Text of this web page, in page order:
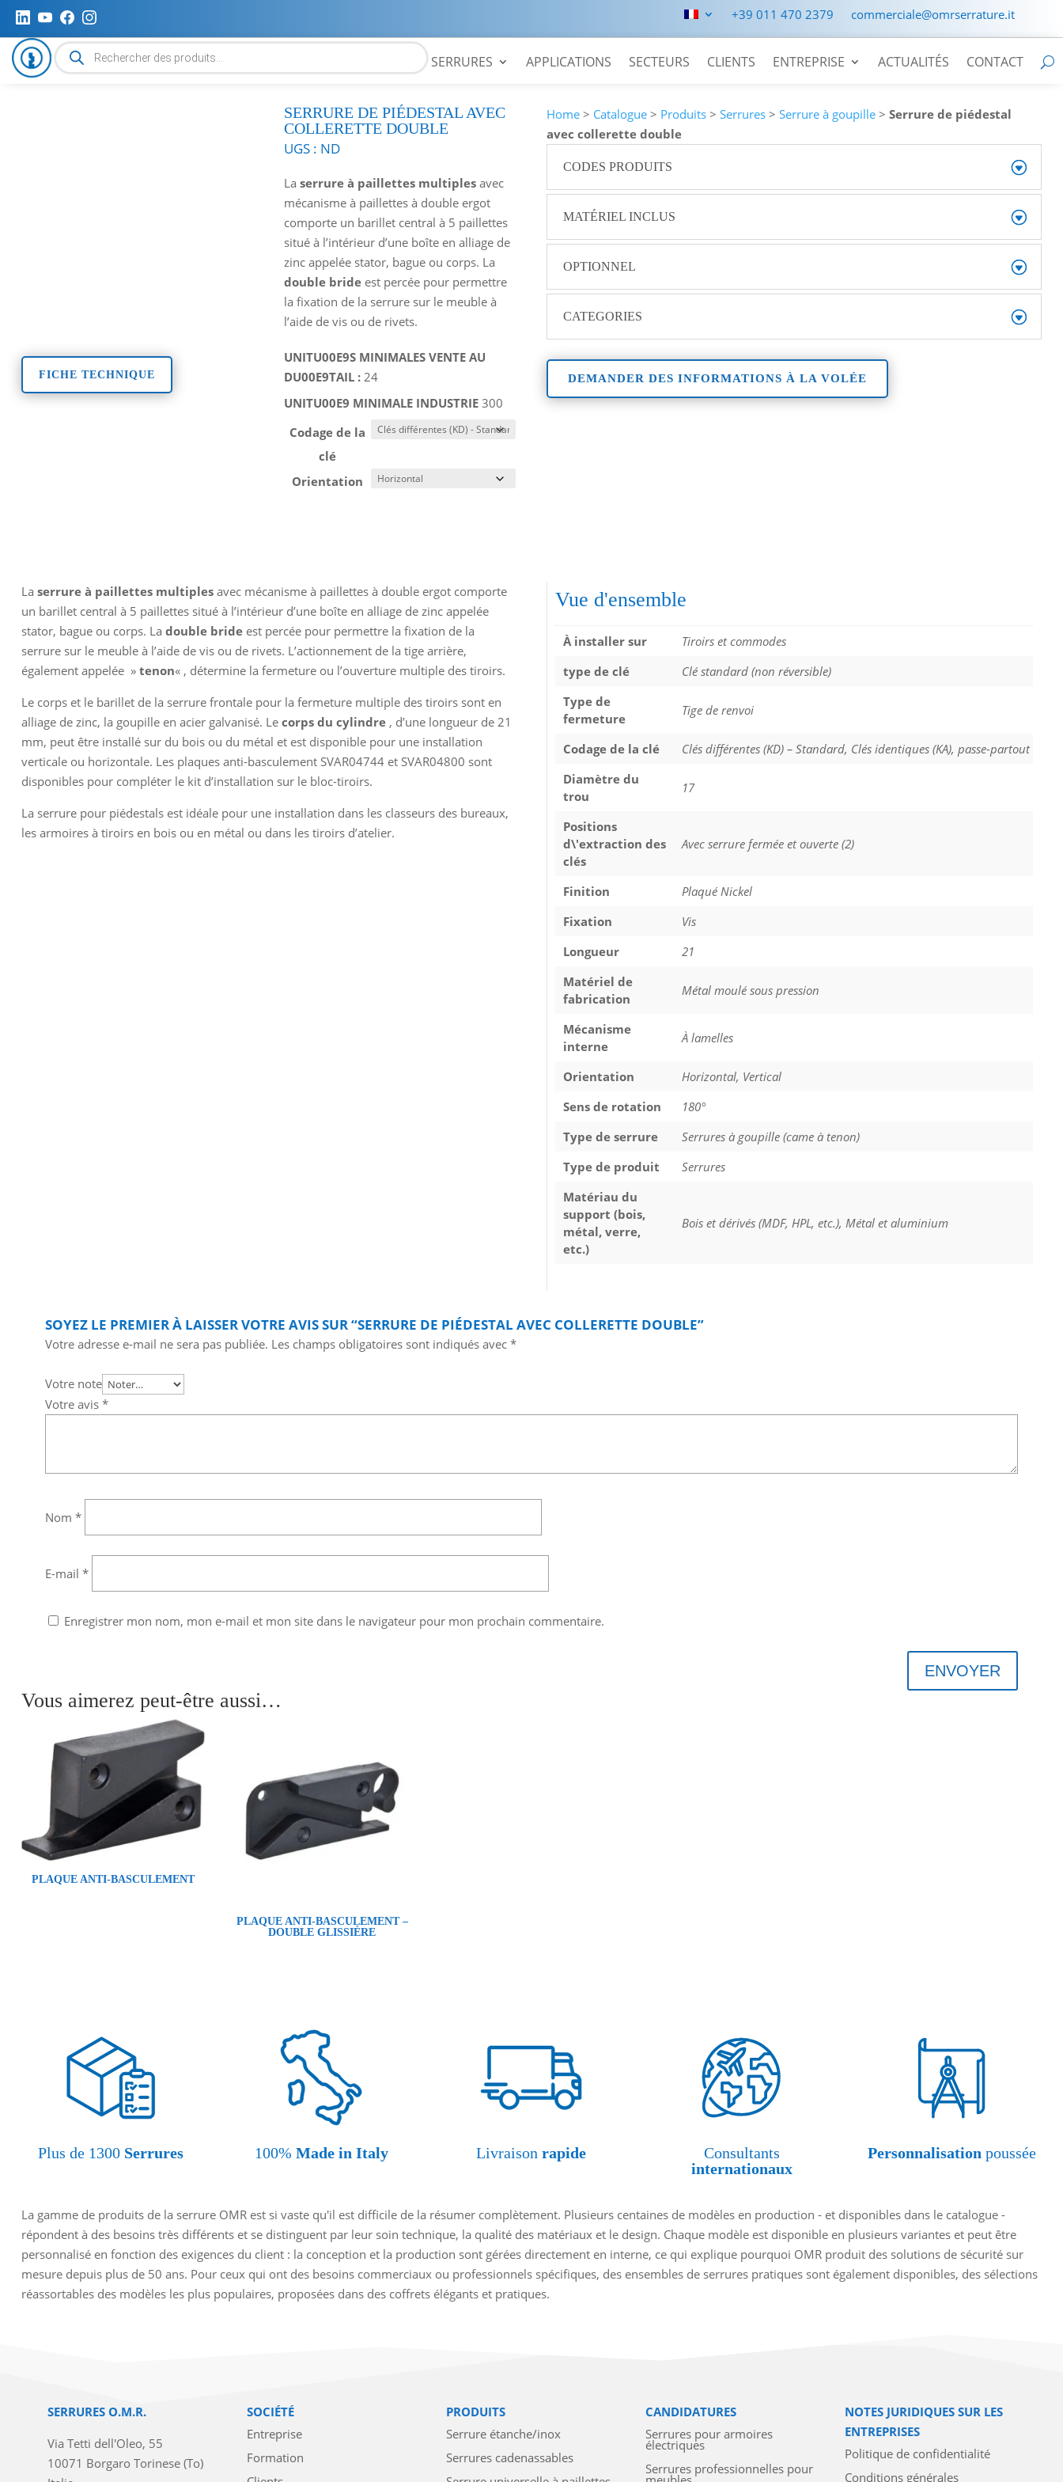
+39 011 470 2379 commerciale@omrserrature.it
Recherche
de
produits SERRURES APPLICATIONS SECTEURS CLIENTS ENTREPRISE ACTUALITÉS CONTACT
FICHE TECHNIQUE
SERRURE DE PIÉDESTAL AVEC
COLLERETTE DOUBLE
UGS : ND
Laserrure à paillettes multiples avec
mécanisme à paillettes à double ergot
comporte un barillet central à 5 paillettes
situé à l’intérieur d’une boîte en alliage de
zinc appelée stator, bague ou corps. La
double bride est percée pour permettre
la fixation de la serrure sur le meuble à
l’aide de vis ou de rivets.
UNITU00E9S MINIMALES VENTE AU
DU00E9TAIL :24
UNITU00E9 MINIMALE INDUSTRIE300
Codage de la
clé
Orientation
Home > Catalogue > Produits >Serrures >Serrure à goupille >Serrure de piédestal
avec collerette double
CODES PRODUITS
MATÉRIEL INCLUS
OPTIONNEL
CATEGORIES
DEMANDER DES INFORMATIONS À LA VOLÉE
La serrure à paillettes multiplesavec mécanisme à paillettes à double ergot comporte
un barillet central à 5 paillettes situé à l’intérieur d’une boîte en alliage de zinc appelée
stator, bague ou corps. La double brideest percée pour permettre la fixation de la
serrure sur le meuble à l’aide de vis ou de rivets. L’actionnement de la tige arrière,
également appelée » tenon« , détermine la fermeture ou l’ouverture multiple des tiroirs.
Le corps et le barillet de la serrure frontale pour la fermeture multiple des tiroirs sont en
alliage de zinc, la goupille en acier galvanisé. Le corps du cylindre , d’une longueur de 21
mm, peut être installé sur du bois ou du métal et est disponible pour une installation
verticale ou horizontale. Les plaques anti-basculement SVAR04744 et SVAR04800 sont
disponibles pour compléter le kit d’installation sur le bloc-tiroirs.
La serrure pour piédestals est idéale pour une installation dans les classeurs des bureaux,
les armoires à tiroirs en bois ou en métal ou dans les tiroirs d’atelier.
Vue d'ensemble
À installer sur
Tiroirs et commodes
type de clé
Clé standard (non réversible)
Type de
fermeture
Tige de renvoi
Codage de la clé
Clés différentes (KD) – Standard, Clés identiques (KA), passe-partout
Diamètre du
trou
17
Positions
d\'extraction des
clés
Avec serrure fermée et ouverte (2)
Finition
Plaqué Nickel
Fixation
Vis
Longueur
21
Matériel de
fabrication
Métal moulé sous pression
Mécanisme
interne
À lamelles
Orientation
Horizontal, Vertical
Sens de rotation
180°
Type de serrure
Serrures à goupille (came à tenon)
Type de produit
Serrures
Matériau du
support (bois,
métal, verre,
etc.)
Bois et dérivés (MDF, HPL, etc.), Métal et aluminium
SOYEZ LE PREMIER À LAISSER VOTRE AVIS SUR “SERRURE DE PIÉDESTAL AVEC COLLERETTE DOUBLE”
Votre adresse e-mail ne sera pas publiée. Les champs obligatoires sont indiqués avec *
Votre note
Votre avis *
Nom *
E-mail *
Enregistrer mon nom, mon e-mail et mon site dans le navigateur pour mon prochain commentaire.
ENVOYER
Vous aimerez peut-être aussi…
PLAQUE ANTI-BASCULEMENT
PLAQUE ANTI-BASCULEMENT –
DOUBLE GLISSIÈRE
Plus de 1300 Serrures 100% Made in Italy Livraisonrapide
Consultants
internationaux
Personnalisation poussée
La gamme de produits de la serrure OMR est si vaste qu'il est difficile de la résumer complètement. Plusieurs centaines de modèles en production - et disponibles dans le catalogue -
répondent à des besoins très différents et se distinguent par leur soin technique, la qualité des matériaux et le design. Chaque modèle est disponible en plusieurs variantes et peut être
personnalisé en fonction des exigences du client : la conception et la production sont gérées directement en interne, ce qui explique pourquoi OMR produit des solutions de sécurité sur
mesure depuis plus de 50 ans. Pour ceux qui ont des besoins commerciaux ou professionnels spécifiques, des ensembles de serrures pratiques sont également disponibles, des sélections
réassortables des modèles les plus populaires, proposées dans des coffrets élégants et pratiques.
SERRURES O.M.R.
Via Tetti dell'Oleo, 55
10071 Borgaro Torinese (To)
SOCIÉTÉ
Entreprise
Formation
PRODUITS
Serrure étanche/inox
Serrures cadenassables
CANDIDATURES
Serrures pour armoires
électriques
Serrures professionnelles pour
NOTES JURIDIQUES SUR LES
ENTREPRISES
Politique de confidentialité
Conditions générales